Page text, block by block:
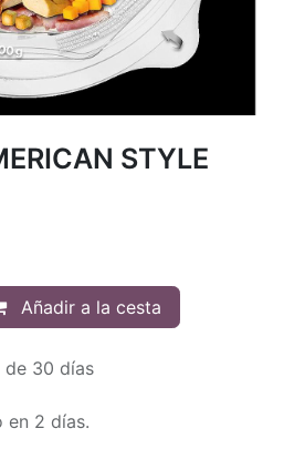
STYLE
Añadir a la cesta
de 30 días
en 2 días.